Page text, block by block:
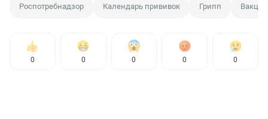
Роспотребнадзор Календарь прививок Грипп
0 0 0 0 0